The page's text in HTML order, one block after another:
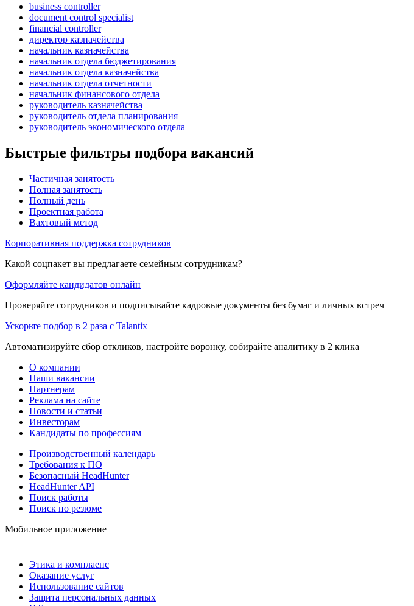
business controller
document control specialist
financial controller
директор казначейства
начальник казначейства
начальник отдела бюджетирования
начальник отдела казначейства
начальник отдела отчетности
начальник финансового отдела
руководитель казначейства
руководитель отдела планирования
руководитель экономического отдела
Быстрые фильтры подбора вакансий
Частичная занятость
Полная занятость
Полный день
Проектная работа
Вахтовый метод
Корпоративная поддержка сотрудников
Какой соцпакет вы предлагаете семейным сотрудникам?
Оформляйте кандидатов онлайн
Проверяйте сотрудников и подписывайте кадровые документы без бумаг и личных встреч
Ускорьте подбор в 2 раза с Talantix
Автоматизируйте сбор откликов, настройте воронку, собирайте аналитику в 2 клика
О компании
Наши вакансии
Партнерам
Реклама на сайте
Новости и статьи
Инвесторам
Кандидаты по профессиям
Производственный календарь
Требования к ПО
Безопасный HeadHunter
HeadHunter API
Поиск работы
Поиск по резюме
Мобильное приложение
Этика и комплаенс
Оказание услуг
Использование сайтов
Защита персональных данных